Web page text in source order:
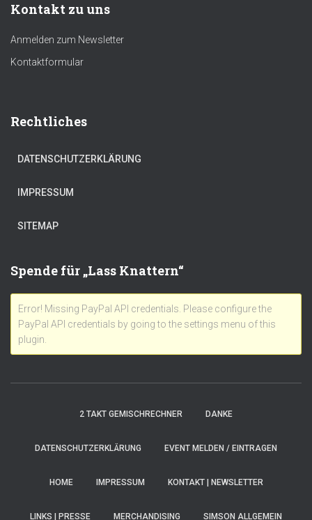
Kontakt zu uns
Anmelden zum Newsletter
Kontaktformular
Rechtliches
DATENSCHUTZERKLÄRUNG
IMPRESSUM
SITEMAP
Spende für „Lass Knattern“
Error! Missing PayPal API credentials. Please configure the
PayPal API credentials by going to the settings menu of this
plugin.
2 TAKT GEMISCHRECHNER DANKE
DATENSCHUTZERKLÄRUNG EVENT MELDEN / EINTRAGEN
HOME IMPRESSUM KONTAKT | NEWSLETTER
LINKS | PRESSE MERCHANDISING SIMSON ALLGEMEIN